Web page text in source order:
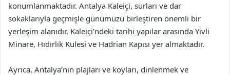
konumlanmaktadır. Antalya Kaleiçi, surları ve dar
sokaklarıyla geçmişle günümüzü birleştiren önemli bir
yerleşim alanıdır. Kaleiçi’ndeki tarihi yapılar arasında Yivli
Minare, Hıdırlık Kulesi ve Hadrian Kapısı yer almaktadır.
Ayrıca, Antalya’nın plajları ve koyları, dinlenmek ve